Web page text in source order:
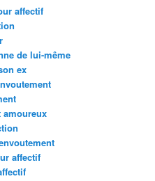
affectif
de lui-même
ex
amoureux
affectif